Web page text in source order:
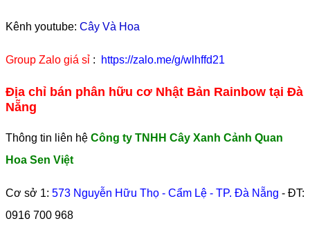
Kênh youtube: Cây Và Hoa
Group Zalo giá sỉ : https://zalo.me/g/wlhffd21
Địa chỉ bán phân hữu cơ Nhật Bản Rainbow tại Đà
Nẵng
Thông tin liên hệ Công ty TNHH Cây Xanh Cảnh Quan
Hoa Sen Việt
Cơ sở 1: 573 Nguyễn Hữu Thọ - Cẩm Lệ - TP. Đà Nẵng - ĐT:
0916 700 968